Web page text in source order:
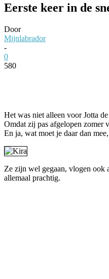
Eerste keer in de
Door
Mijnlabrador
-
0
580
Het was niet alleen voor Jotta
Omdat zij pas afgelopen zomer
En ja, wat moet je daar dan
Ze zijn wel gegaan, vlogen ook
allemaal prachtig.